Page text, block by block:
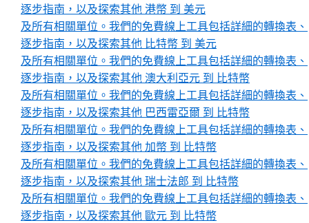
逐步指南，以及探索其他 港幣 到 美元
及所有相關單位。我們的免費線上工具包括詳細的轉換表、
逐步指南，以及探索其他 比特幣 到 美元
及所有相關單位。我們的免費線上工具包括詳細的轉換表、
逐步指南，以及探索其他 澳大利亞元 到 比特幣
及所有相關單位。我們的免費線上工具包括詳細的轉換表、
逐步指南，以及探索其他 巴西雷亞爾 到 比特幣
及所有相關單位。我們的免費線上工具包括詳細的轉換表、
逐步指南，以及探索其他 加幣 到 比特幣
及所有相關單位。我們的免費線上工具包括詳細的轉換表、
逐步指南，以及探索其他 瑞士法郎 到 比特幣
及所有相關單位。我們的免費線上工具包括詳細的轉換表、
逐步指南，以及探索其他 歐元 到 比特幣